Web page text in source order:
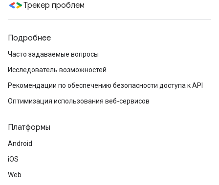
Трекер проблем
Подробнее
Часто задаваемые вопросы
Исследователь возможностей
Рекомендации по обеспечению безопасности доступа к API
Оптимизация использования веб-сервисов
Платформы
Android
iOS
Web